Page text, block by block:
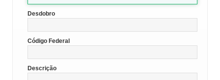
Desdobro
Código Federal
Descrição